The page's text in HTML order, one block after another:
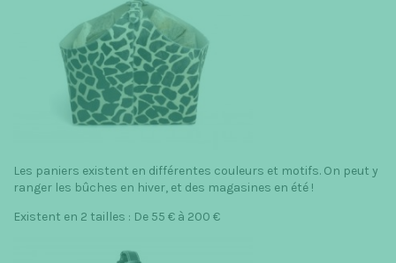
Les paniers existent en différentes couleurs et motifs. On peut y
ranger les bûches en hiver, et des magasines en été !
Existent en 2 tailles : De 55 € à 200 €